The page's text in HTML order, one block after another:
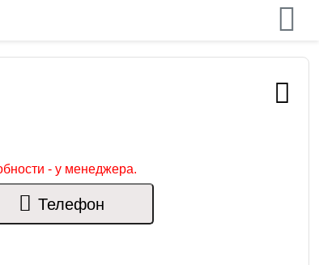
- у менеджера.
Телефон